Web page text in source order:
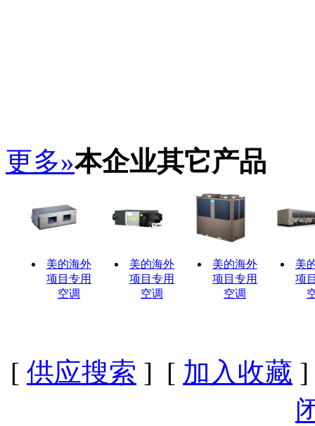
更多»本企业其它产品
美的海外
项目专用
空调
美的海外
项目专用
空调
美的海外
项目专用
空调
美
项
[ 供应搜索 ] [ 加入收藏